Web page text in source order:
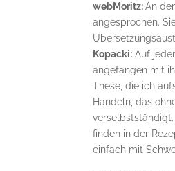
webMoritz:An
angesprochen.
Kopacki: Auf
angefangen mit
These, die ich
Handeln, das
finden in der
einfach mit